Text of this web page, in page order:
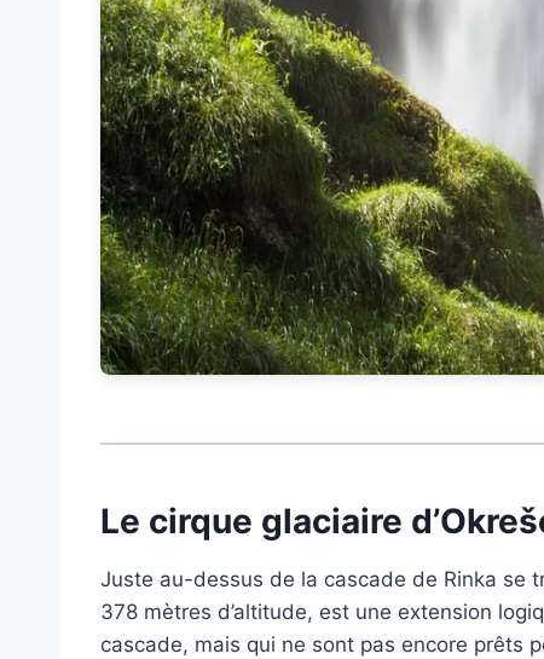
Le cirque glaciaire
Juste au-dessus de la cascade de Rinka se
378 mètres d’altitude, est une extension
cascade, mais qui ne sont pas encore prêts